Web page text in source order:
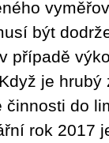
být
případě
je
do
rok 2017